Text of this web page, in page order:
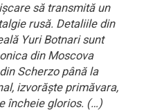
să transmită un
rusă. Detaliile din
Yuri Botnari sunt
din Moscova
Scherzo până la
izvorăște primăvara,
încheie glorios. (…)